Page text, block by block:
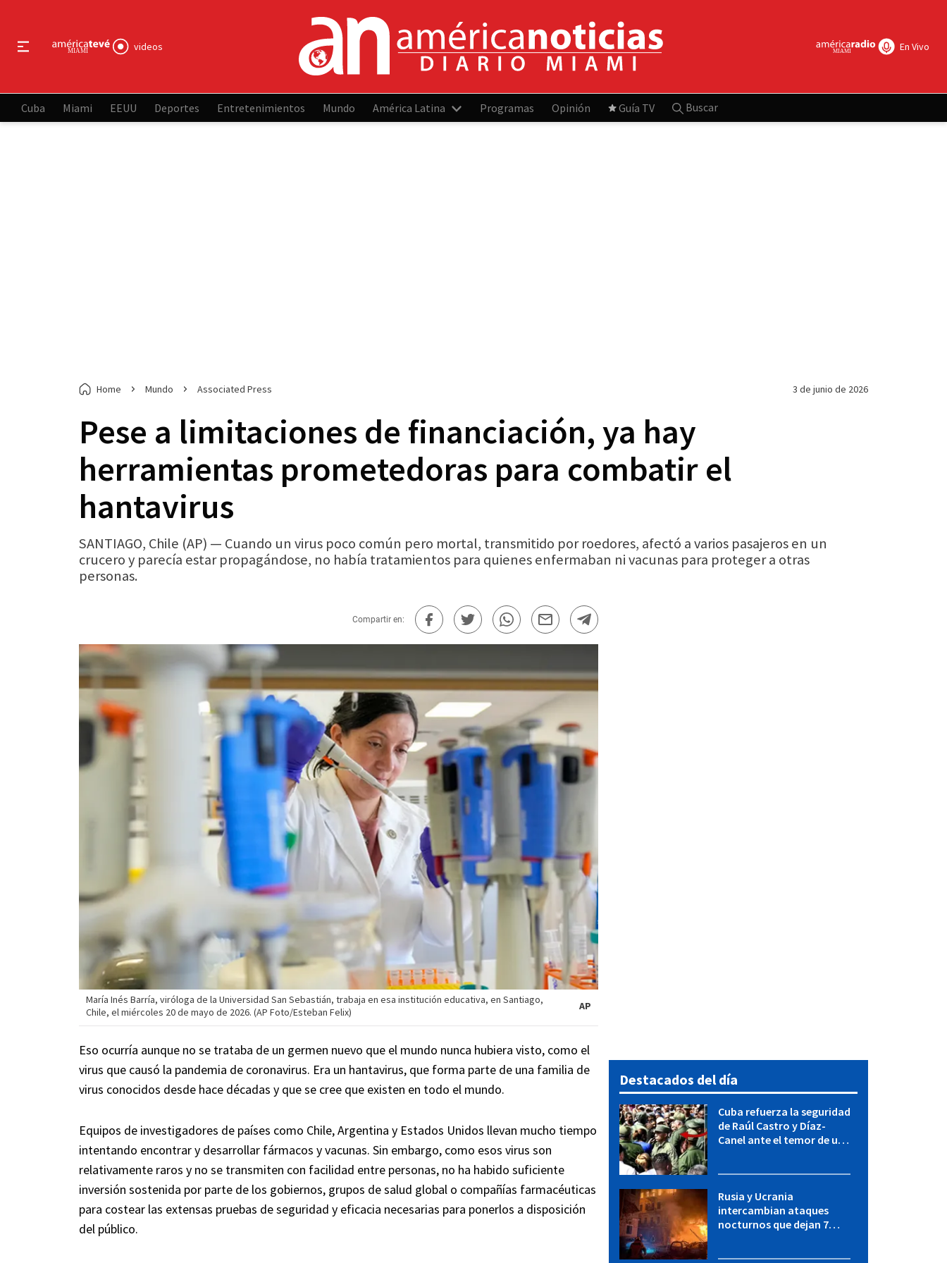
videos En Vivo
Cuba Miami EEUU Deportes Entretenimientos Mundo América Latina Programas Opinión Guía TV Buscar
Home Mundo Associated Press 3 de junio de 2026
Pese a limitaciones de financiación, ya hay
herramientas prometedoras para combatir el
hantavirus
SANTIAGO, Chile (AP) — Cuando un virus poco común pero mortal, transmitido por roedores, afectó a varios pasajeros en un
crucero y parecía estar propagándose, no había tratamientos para quienes enfermaban ni vacunas para proteger a otras
personas.
Compartir en:
María Inés Barría, viróloga de la Universidad San Sebastián, trabaja en esa institución educativa, en Santiago,
Chile, el miércoles 20 de mayo de 2026. (AP Foto/Esteban Felix)
AP
Eso ocurría aunque no se trataba de un germen nuevo que el mundo nunca hubiera visto, como el
virus que causó la pandemia de coronavirus. Era un hantavirus, que forma parte de una familia de
virus conocidos desde hace décadas y que se cree que existen en todo el mundo.
Equipos de investigadores de países como Chile, Argentina y Estados Unidos llevan mucho tiempo
intentando encontrar y desarrollar fármacos y vacunas. Sin embargo, como esos virus son
relativamente raros y no se transmiten con facilidad entre personas, no ha habido suficiente
inversión sostenida por parte de los gobiernos, grupos de salud global o compañías farmacéuticas
para costear las extensas pruebas de seguridad y eficacia necesarias para ponerlos a disposición
del público.
Destacados del día
Cuba refuerza la seguridad
de Raúl Castro y Díaz-
Canel ante el temor de una
Rusia y Ucrania
intercambian ataques
nocturnos que dejan 7